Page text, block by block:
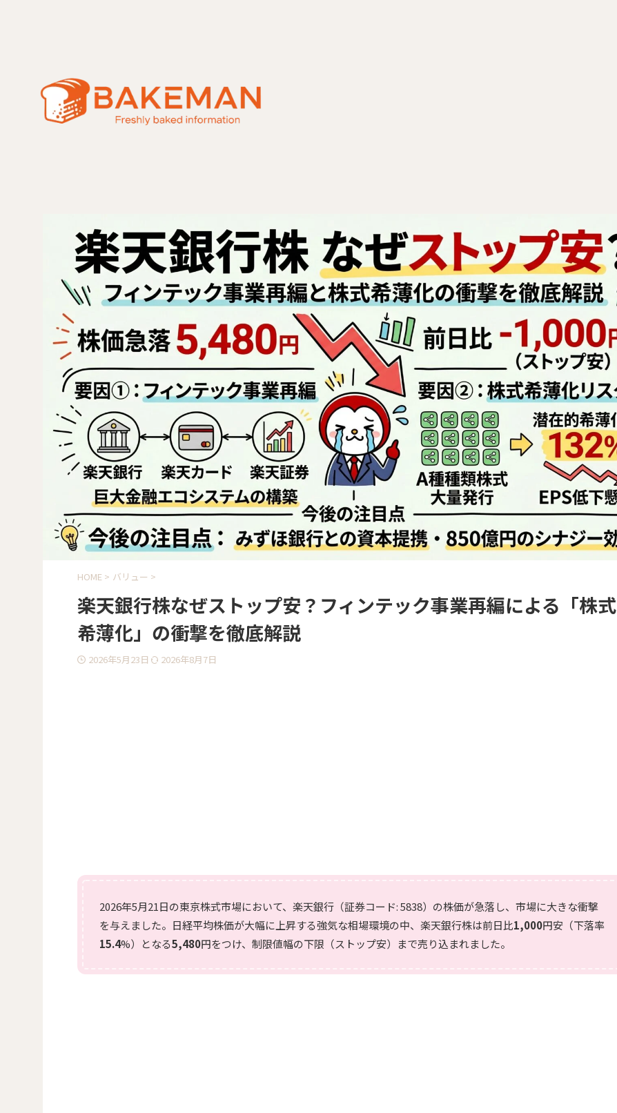
HOME > バリュー >
楽天銀行株なぜストップ安？フィンテック事業再編による「株式
希薄化」の衝撃を徹底解説
2026年5月23日 2026年8月7日
2026年5月21日の東京株式市場において、楽天銀行（証券コード: 5838）の株価が急落し、市場に大きな衝撃
を与えました。日経平均株価が大幅に上昇する強気な相場環境の中、楽天銀行株は前日比1,000円安（下落率
15.4%）となる5,480円をつけ、制限値幅の下限（ストップ安）まで売り込まれました。